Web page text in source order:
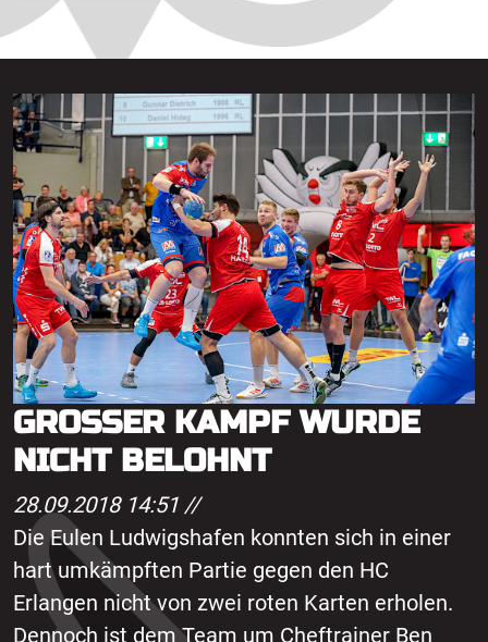
GROSSER KAMPF WURDE N
ICHT BELOHNT
28.09.2018 14:51 //
Die Eulen Ludwigshafen konnten sich in einer
hart umkämpften Partie gegen den HC
Erlangen nicht von zwei roten Karten erholen.
Dennoch ist dem Team um Cheftrainer Ben